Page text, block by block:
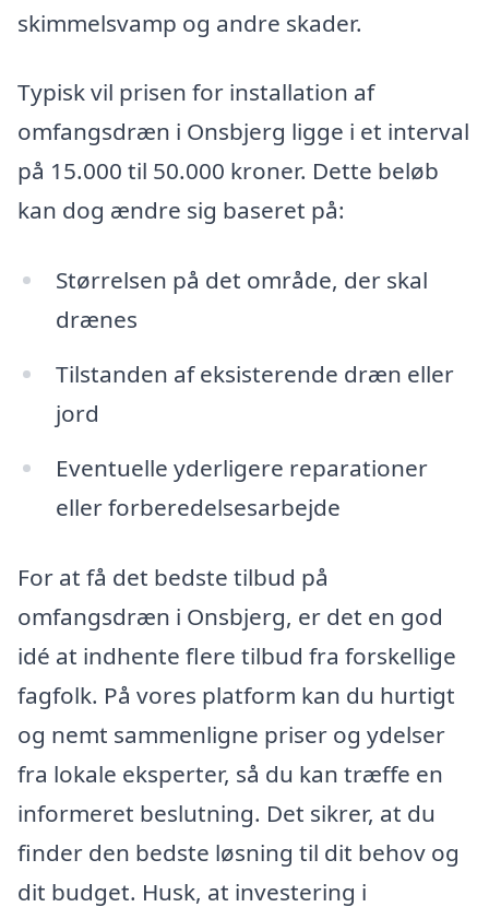
skimmelsvamp og andre skader.
Typisk vil prisen for installation af
omfangsdræn i Onsbjerg ligge i et interval
på 15.000 til 50.000 kroner. Dette beløb
kan dog ændre sig baseret på:
Størrelsen på det område, der skal
drænes
Tilstanden af eksisterende dræn eller
jord
Eventuelle yderligere reparationer
eller forberedelsesarbejde
For at få det bedste tilbud på
omfangsdræn i Onsbjerg, er det en god
idé at indhente flere tilbud fra forskellige
fagfolk. På vores platform kan du hurtigt
og nemt sammenligne priser og ydelser
fra lokale eksperter, så du kan træffe en
informeret beslutning. Det sikrer, at du
finder den bedste løsning til dit behov og
dit budget. Husk, at investering i